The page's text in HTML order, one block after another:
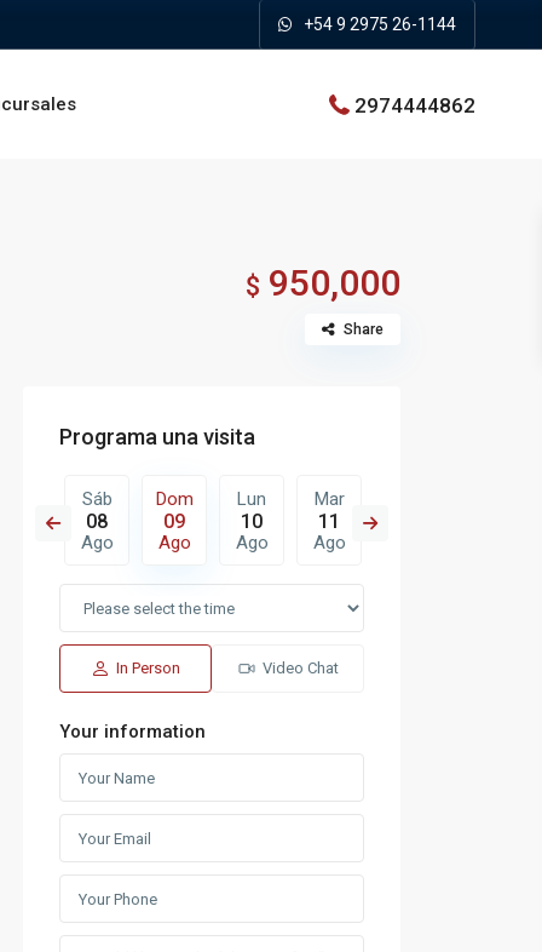
+54 9 2975 26-1144
2974444862
$ 950,000
Share
Programa una visita
Sáb
08
Ago
Dom
09
Ago
Lun
10
Ago
Mar
11
Ago
In Person Video Chat
Your information